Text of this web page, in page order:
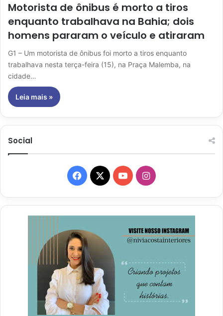
Motorista de ônibus é morto a tiros
enquanto trabalhava na Bahia; dois
homens pararam o veículo e atiraram
G1 – Um motorista de ônibus foi morto a tiros enquanto
trabalhava nesta terça-feira (15), na Praça Malemba, na
cidade…
Leia mais »
Social
Facebook
X YouTubeInstagram